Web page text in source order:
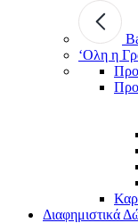
‘Ολη η
Διαφημιστικά